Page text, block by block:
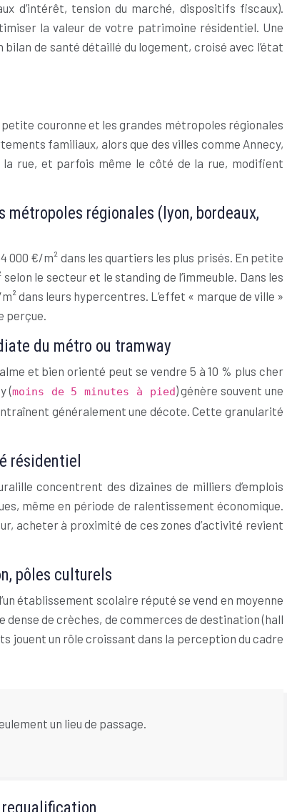
d’intérêt, tension du marché, dispositifs fiscaux).
la valeur de votre patrimoine résidentiel. Une
de santé détaillé du logement, croisé avec l’état
couronne et les grandes métropoles régionales
familiaux, alors que des villes comme Annecy,
rue, et parfois même le côté de la rue, modifient
régionales (lyon, bordeaux,
000 €/m² dans les quartiers les plus prisés. En petite
le secteur et le standing de l’immeuble. Dans les
dans leurs hypercentres. L’effet « marque de ville »
perçue.
du métro ou tramway
et bien orienté peut se vendre 5 à 10 % plus cher
(moins de 5 minutes à pied) génère souvent une
généralement une décote. Cette granularité
résidentiel
concentrent des dizaines de milliers d’emplois
même en période de ralentissement économique.
acheter à proximité de ces zones d’activité revient
pôles culturels
établissement scolaire réputé se vend en moyenne
dense de crèches, de commerces de destination (hall
jouent un rôle croissant dans la perception du cadre
un lieu de passage.
requalification